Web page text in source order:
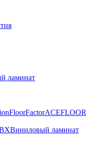
ламинат
FloorFactorACEFLOOR
Виниловый ламинат